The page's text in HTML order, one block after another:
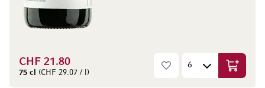
CHF 21.80
75 cl (CHF 29.07 / l)